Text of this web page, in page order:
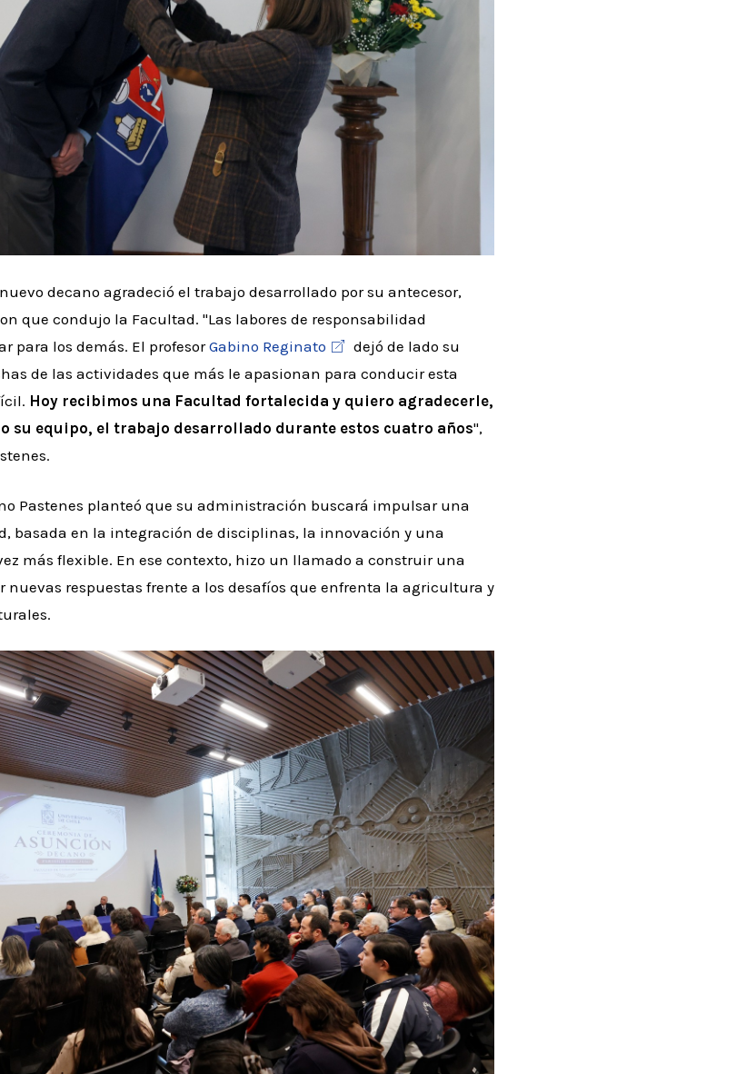
decano agradeció el trabajo desarrollado por su antecesor,
que condujo la Facultad. "Las labores de responsabilidad
para los demás. El profesorGabino Reginato
dejó de lado su
de las actividades que más le apasionan para conducir esta
Hoy recibimos una Facultad fortalecida y quiero agradecerle,
su equipo, el trabajo desarrollado durante estos cuatro años",
Pastenes planteó que su administración buscará impulsar una
basada en la integración de disciplinas, la innovación y una
más flexible. En ese contexto, hizo un llamado a construir una
nuevas respuestas frente a los desafíos que enfrenta la agricultura y